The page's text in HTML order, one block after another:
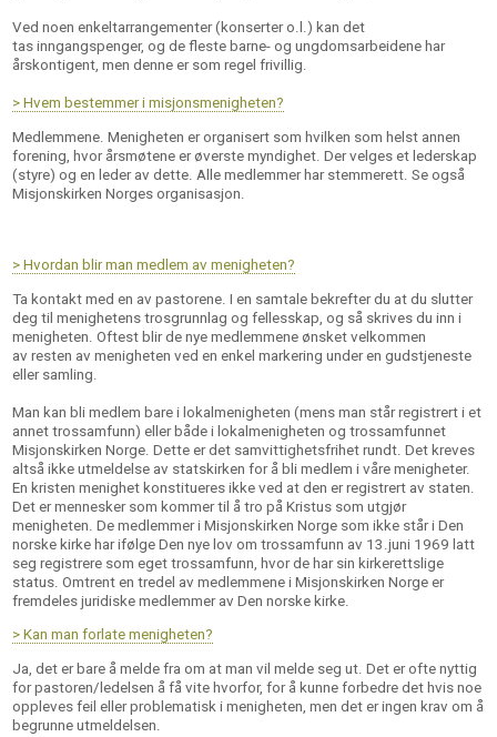
Ved noen enkeltarrangementer (konserter o.l.) kan det
tas inngangspenger, og de fleste barne- og ungdomsarbeidene har
årskontigent, men denne er som regel frivillig.
> Hvem bestemmer i misjonsmenigheten?
Medlemmene. Menigheten er organisert som hvilken som helst annen
forening, hvor årsmøtene er øverste myndighet. Der velges et lederskap
(styre) og en leder av dette. Alle medlemmer har stemmerett. Se også
Misjonskirken Norges organisasjon.
> Hvordan blir man medlem av menigheten?
Ta kontakt med en av pastorene. I en samtale bekrefter du at du slutter
deg til menighetens trosgrunnlag og fellesskap, og så skrives du inn i
menigheten. Oftest blir de nye medlemmene ønsket velkommen
av resten av menigheten ved en enkel markering under en gudstjeneste
eller samling.
Man kan bli medlem bare i lokalmenigheten (mens man står registrert i et
annet trossamfunn) eller både i lokalmenigheten og trossamfunnet
Misjonskirken Norge. Dette er det samvittighetsfrihet rundt. Det kreves
altså ikke utmeldelse av statskirken for å bli medlem i våre menigheter.
En kristen menighet konstitueres ikke ved at den er registrert av staten.
Det er mennesker som kommer til å tro på Kristus som utgjør
menigheten. De medlemmer i Misjonskirken Norge som ikke står i Den
norske kirke har ifølge Den nye lov om trossamfunn av 13.juni 1969 latt
seg registrere som eget trossamfunn, hvor de har sin kirkerettslige
status. Omtrent en tredel av medlemmene i Misjonskirken Norge er
fremdeles juridiske medlemmer av Den norske kirke.
> Kan man forlate menigheten?
Ja, det er bare å melde fra om at man vil melde seg ut. Det er ofte nyttig
for pastoren/ledelsen å få vite hvorfor, for å kunne forbedre det hvis noe
oppleves feil eller problematisk i menigheten, men det er ingen krav om å
begrunne utmeldelsen.